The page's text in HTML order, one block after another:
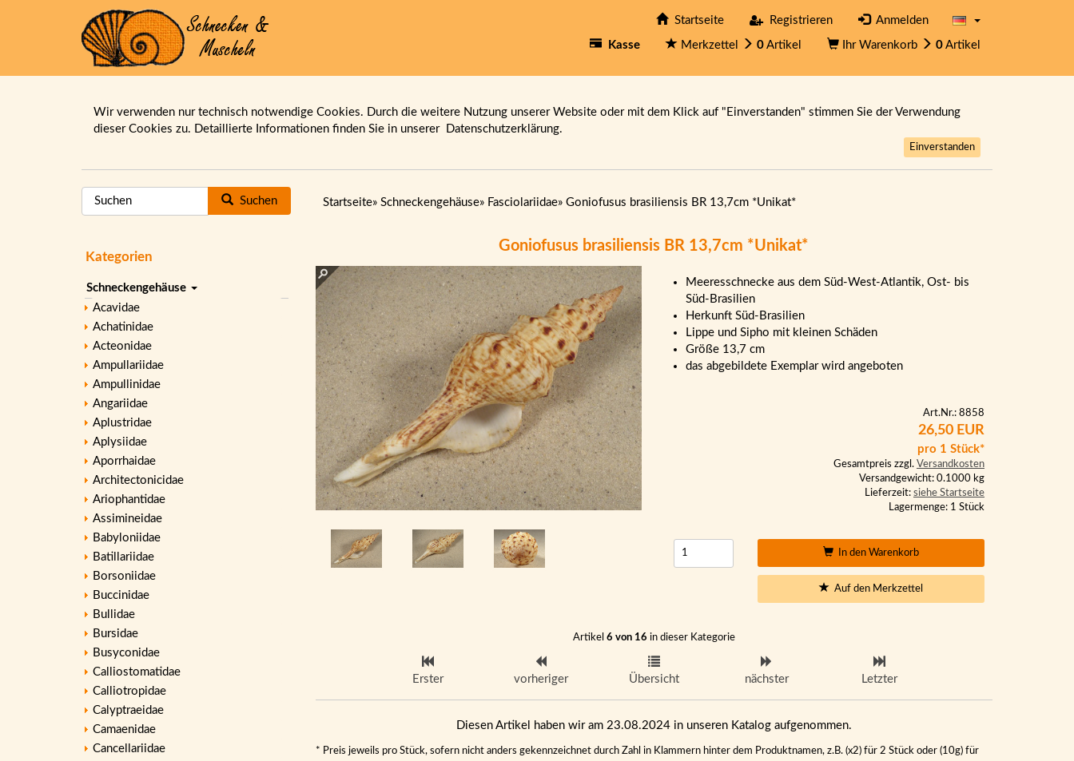
Startseite Registrieren Anmelden
Kasse Merkzettel 0 Artikel Ihr Warenkorb 0 Artikel
Wir verwenden nur technisch notwendige Cookies. Durch die weitere Nutzung unserer Website oder mit dem Klick auf "Einverstanden" stimmen Sie der Verwendung
dieser Cookies zu. Detaillierte Informationen finden Sie in unserer Datenschutzerklärung.
Einverstanden
Suchen
Kategorien
Schneckengehäuse
Acavidae
Achatinidae
Acteonidae
Ampullariidae
Ampullinidae
Angariidae
Aplustridae
Aplysiidae
Aporrhaidae
Architectonicidae
Ariophantidae
Assimineidae
Babyloniidae
Batillariidae
Borsoniidae
Buccinidae
Bullidae
Bursidae
Busyconidae
Calliostomatidae
Calliotropidae
Calyptraeidae
Camaenidae
Cancellariidae
Startseite» Schneckengehäuse» Fasciolariidae» Goniofusus brasiliensis BR 13,7cm *Unikat*
Goniofusus brasiliensis BR 13,7cm *Unikat*
Meeresschnecke aus dem Süd-West-Atlantik, Ost- bis
Süd-Brasilien
Herkunft Süd-Brasilien
Lippe und Sipho mit kleinen Schäden
Größe 13,7 cm
das abgebildete Exemplar wird angeboten
Art.Nr.: 8858
26,50 EUR
pro 1 Stück*
Gesamtpreis zzgl. Versandkosten
Versandgewicht: 0.1000 kg
Lieferzeit: siehe Startseite
Lagermenge: 1 Stück
In den Warenkorb
Auf den Merkzettel
Artikel 6 von 16 in dieser Kategorie
Erster vorheriger Übersicht nächster Letzter
Diesen Artikel haben wir am 23.08.2024 in unseren Katalog aufgenommen.
* Preis jeweils pro Stück, sofern nicht anders gekennzeichnet durch Zahl in Klammern hinter dem Produktnamen, z.B. (x2) für 2 Stück oder (10g) für